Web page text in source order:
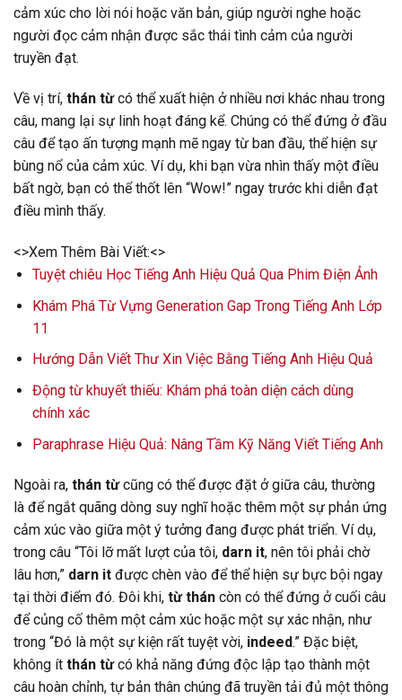
cảm xúc cho lời nói hoặc văn bản, giúp người nghe hoặc
người đọc cảm nhận được sắc thái tình cảm của người
truyền đạt.
Về vị trí, thán từcó thể xuất hiện ở nhiều nơi khác nhau trong
câu, mang lại sự linh hoạt đáng kể. Chúng có thể đứng ở đầu
câu để tạo ấn tượng mạnh mẽ ngay từ ban đầu, thể hiện sự
bùng nổ của cảm xúc. Ví dụ, khi bạn vừa nhìn thấy một điều
bất ngờ, bạn có thể thốt lên “Wow!” ngay trước khi diễn đạt
điều mình thấy.
<>Xem Thêm Bài Viết:<>
Tuyệt chiêu Học Tiếng Anh Hiệu Quả Qua Phim Điện Ảnh
Khám Phá Từ Vựng Generation Gap Trong Tiếng Anh Lớp
11
Hướng Dẫn Viết Thư Xin Việc Bằng Tiếng Anh Hiệu Quả
Động từ khuyết thiếu: Khám phá toàn diện cách dùng
chính xác
Paraphrase Hiệu Quả: Nâng Tầm Kỹ Năng Viết Tiếng Anh
Ngoài ra, thán từcũng có thể được đặt ở giữa câu, thường
là để ngắt quãng dòng suy nghĩ hoặc thêm một sự phản ứng
cảm xúc vào giữa một ý tưởng đang được phát triển. Ví dụ,
trong câu “Tôi lỡ mất lượt của tôi, darn it, nên tôi phải chờ
lâu hơn,” darn it được chèn vào để thể hiện sự bực bội ngay
tại thời điểm đó. Đôi khi, từ thán còn có thể đứng ở cuối câu
để củng cố thêm một cảm xúc hoặc một sự xác nhận, như
trong “Đó là một sự kiện rất tuyệt vời, indeed.” Đặc biệt,
không ít thán từcó khả năng đứng độc lập tạo thành một
câu hoàn chỉnh, tự bản thân chúng đã truyền tải đủ một thông